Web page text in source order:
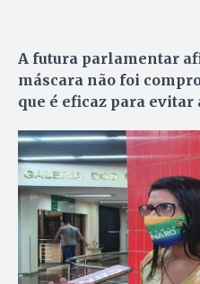
A futura parlamentar
máscara não foi
que é eficaz para evitar